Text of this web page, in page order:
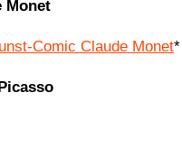
Monet
Comic Claude Monet*